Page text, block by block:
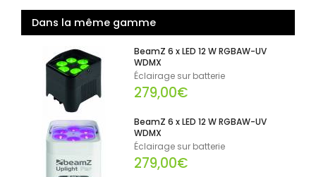
Dans la même gamme
BeamZ 6 x LED 12 W RGBAW-UV
WDMX
Éclairage sur batterie
279,00€
BeamZ 6 x LED 12 W RGBAW-UV
WDMX
Éclairage sur batterie
279,00€